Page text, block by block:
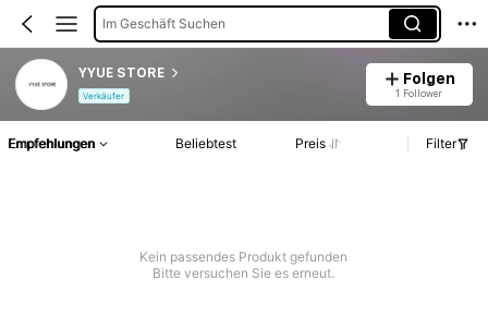
Im Geschäft Suchen
YYUE STORE
Verkäufer
Folgen
1 Follower
Empfehlungen Beliebtest Preis Filter
Kein passendes Produkt gefunden
Bitte versuchen Sie es erneut.